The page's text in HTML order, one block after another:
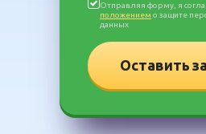
Оставить
Отправляя форму, я
положением о защите
данных